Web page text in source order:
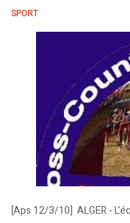
SPORT
[Aps 12/3/10] ALGER -